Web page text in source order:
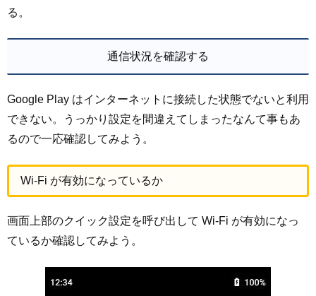
る。
通信状況を確認する
Google Play はインターネットに接続した状態でないと利用
できない。うっかり設定を間違えてしまったなんて事もあ
るので一応確認してみよう。
Wi-Fi が有効になっているか
画面上部のクイック設定を呼び出して Wi-Fi が有効になっ
ているか確認してみよう。